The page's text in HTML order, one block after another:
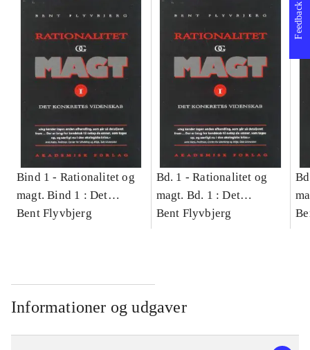
Bind 1 - Rationalitet og
magt. Bind 1 : Det
konkretes videnskab
Bent Flyvbjerg
Bd. 1 -Rationalitet og
magt. Bd. 1 : Det
konkretes videnskab
Bent Flyvbjerg
Informationer og udgaver
Feedback